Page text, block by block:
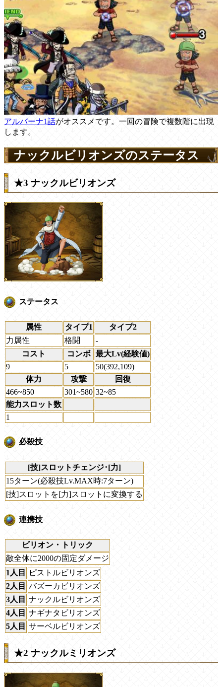
アルバーナ1話がオススメです。一回の冒険で複数階に出現
します。
ナックルビリオンズのステータス
★3 ナックルビリオンズ
ステータス
属性 タイプ1
タイプ2
力属性
格闘
-
コスト
コンボ
最大Lv(経験値)
9
5
50(392,109)
体力
攻撃
回復
466~850
301~580 32~85
能力スロット数
1
必殺技
[技]スロットチェンジ･[力]
15ターン(必殺技Lv.MAX時:7ターン)
[技]スロットを[力]スロットに変換する
連携技
ビリオン・トリック
敵全体に2000の固定ダメージ
1人目
ピストルビリオンズ
2人目 バズーカビリオンズ
3人目 ナックルビリオンズ
4人目 ナギナタビリオンズ
5人目 サーベルビリオンズ
★2 ナックルミリオンズ